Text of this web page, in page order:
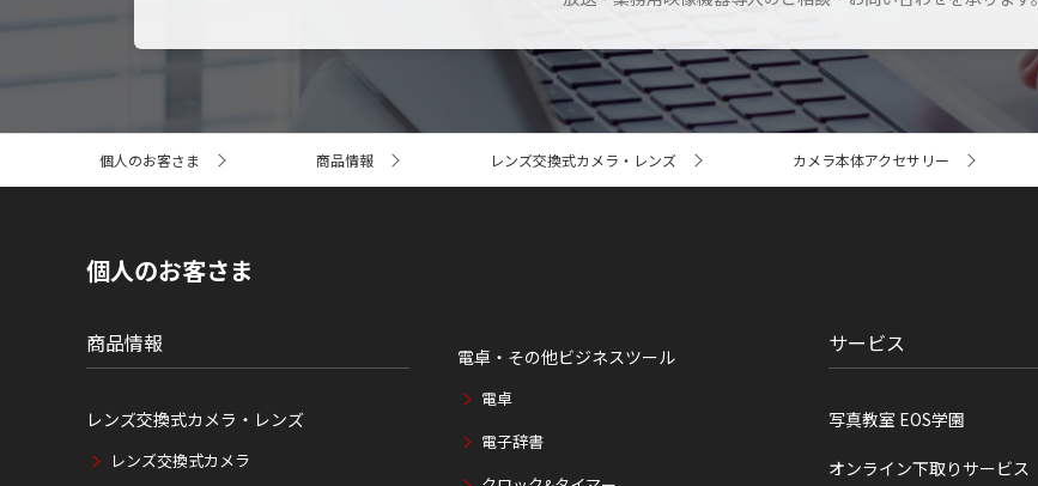
ト
個人のお客さま 商品情報 レンズ交換式カメラ・レンズ カメラ本体アクセサリー
個人のお客さま
商品情報
レンズ交換式カメラ・レンズ
レンズ交換式カメラ
電卓・その他ビジネスツール
電卓
電子辞書
サービス
写真教室 EOS学園
オンライン下取りサービス